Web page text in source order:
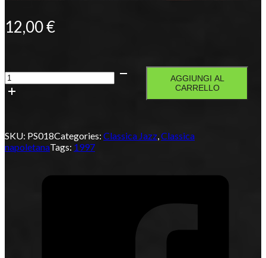
12,00€
Santa
Lucia
quantità
AGGIUNGI AL
CARRELLO
SKU: PS018Categories: Classica Jazz Classica
napoletanaTags: 1997